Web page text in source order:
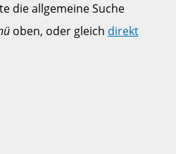
die allgemeine Suche
oben, oder gleich direkt